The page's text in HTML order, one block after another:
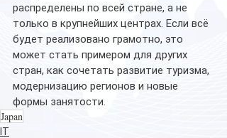
распределены по всей стране, а не
только в крупнейших центрах. Если всё
будет реализовано грамотно, это
может стать примером для других
стран, как сочетать развитие туризма,
модернизацию регионов и новые
формы занятости.
Japan
IT